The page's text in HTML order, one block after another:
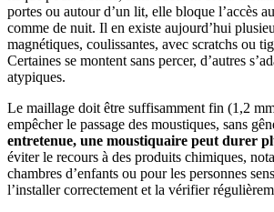
portes ou autour d’un lit, elle bloque l’accès
comme de nuit. Il en existe aujourd’hui
magnétiques, coulissantes, avec scratchs ou
Certaines se montent sans percer, d’autres
atypiques.
Le maillage doit être suffisamment fin (1,2
empêcher le passage des moustiques, sans
entretenue, une moustiquaire peut durer
éviter le recours à des produits chimiques,
chambres d’enfants ou pour les personnes
l’installer correctement et la vérifier